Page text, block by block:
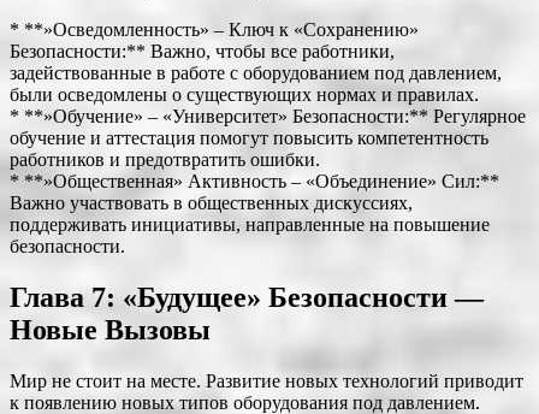
* **»Осведомленность» – Ключ к «Сохранению»
Безопасности:** Важно, чтобы все работники,
задействованные в работе с оборудованием под давлением,
были осведомлены о существующих нормах и правилах.
* **»Обучение» – «Университет» Безопасности:** Регулярное
обучение и аттестация помогут повысить компетентность
работников и предотвратить ошибки.
* **»Общественная» Активность – «Объединение» Сил:**
Важно участвовать в общественных дискуссиях,
поддерживать инициативы, направленные на повышение
безопасности.
Глава 7: «Будущее» Безопасности —
Новые Вызовы
Мир не стоит на месте. Развитие новых технологий приводит
к появлению новых типов оборудования под давлением.